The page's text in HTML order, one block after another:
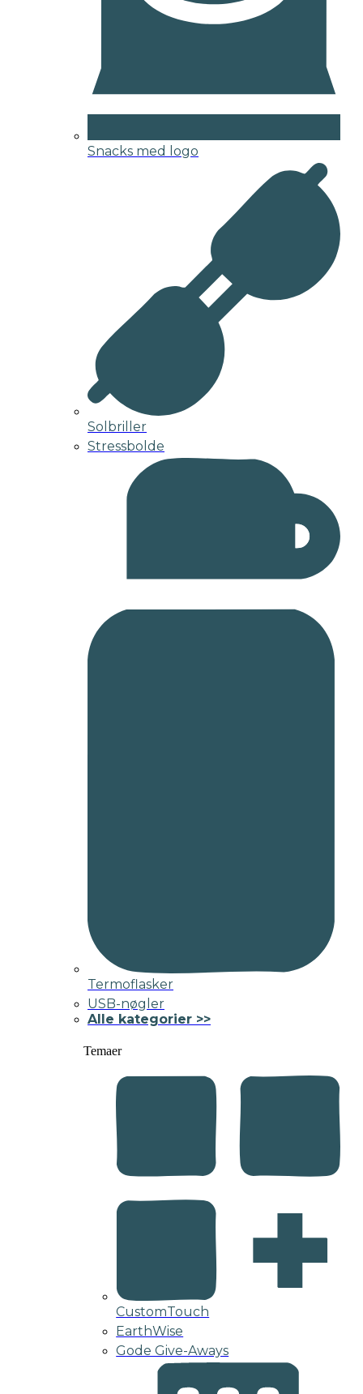
Snacks med logo
Solbriller
Stressbolde
Termoflasker
USB-nøgler
Alle kategorier >>
Temaer
CustomTouch
EarthWise
Gode Give-Aways